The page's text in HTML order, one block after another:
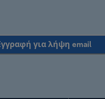
για λήψη email